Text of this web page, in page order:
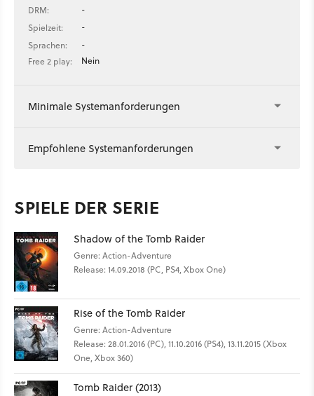
DRM:
-
Spielzeit:
-
Sprachen:
-
Free 2 play:
Nein
Minimale Systemanforderungen
Empfohlene Systemanforderungen
SPIELE DER SERIE
Shadow of the Tomb Raider
Genre: Action-Adventure
Release: 14.09.2018 (PC, PS4, Xbox One)
Rise of the Tomb Raider
Genre: Action-Adventure
Release: 28.01.2016 (PC), 11.10.2016 (PS4), 13.11.2015 (Xbox
One, Xbox 360)
Tomb Raider (2013)